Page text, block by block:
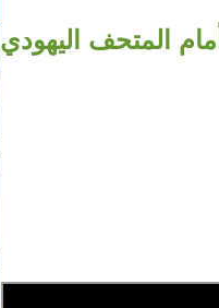
- -صرخ الحرية لفلسطين-.. مهاجم يقتل 2 أمام المتحف اليهودي